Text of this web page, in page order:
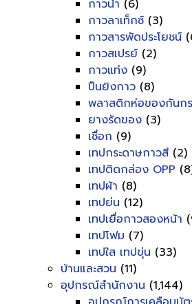
กาวน้ำ (6)
กาวลาเท็กซ์ (3)
กาวสารพัดประโยชน์
กาวสเปรย์ (2)
กาวแท่ง (9)
ปืนยิงกาว (8)
พลาสติกห่อของกันก
ยางรัดของ (3)
เชื่อก (9)
เทปกระดาษกาวสี (2)
เทปติดกล่อง OPP
เทปผ้า (8)
เทปย่น (12)
เทปเยื่อกาวสองหน้า
เทปโฟม (7)
เทปใส เทปขุ่น (33)
บ้านและสวน (11)
อุปกรณ์สำนักงาน (1,144)